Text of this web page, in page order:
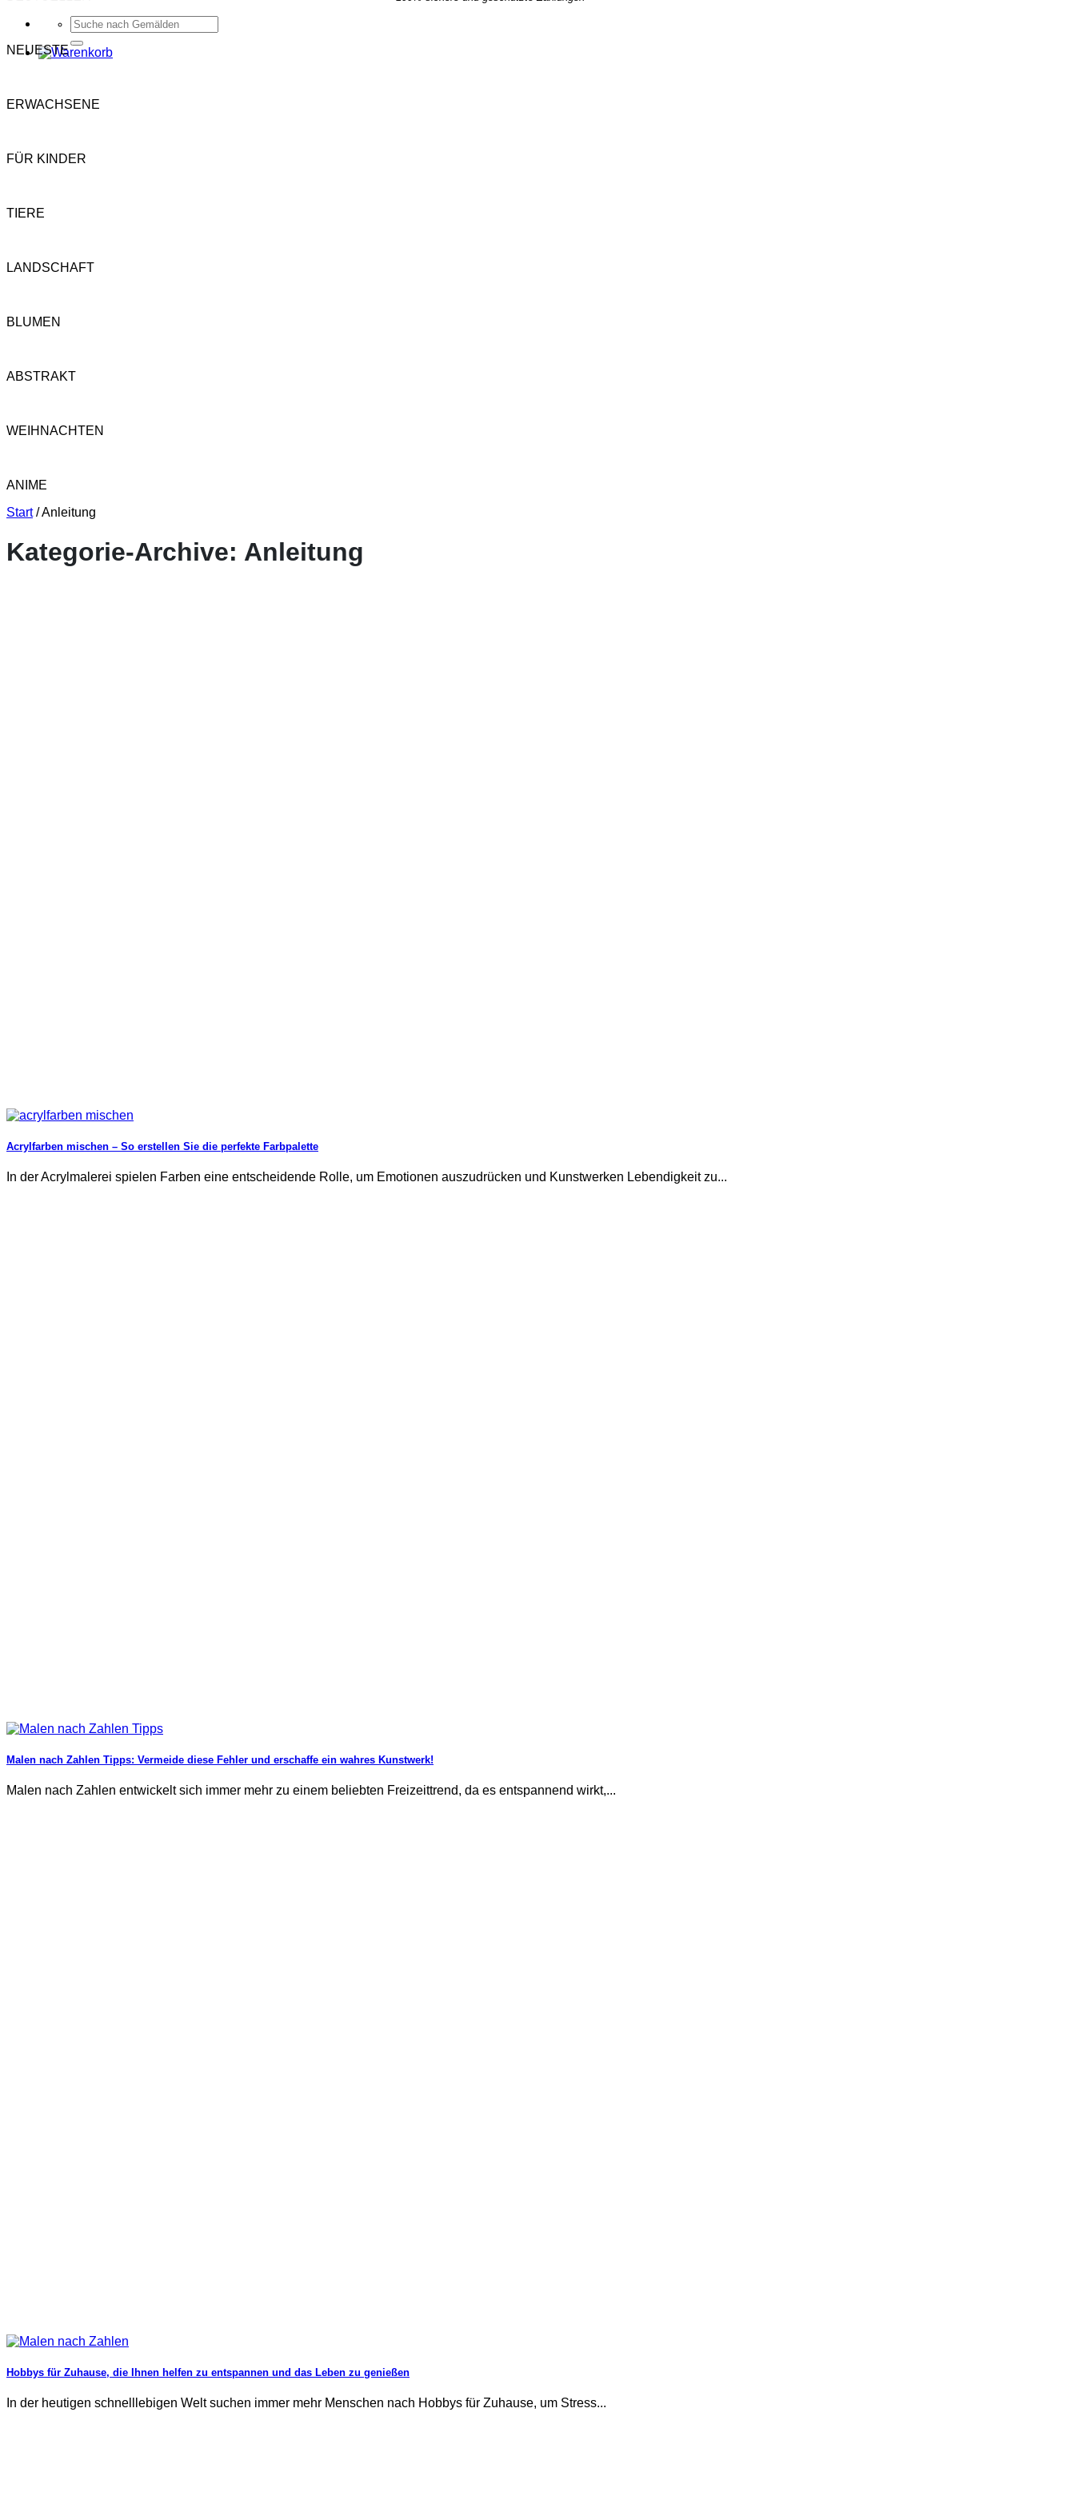
Suchen
nach:
NEUESTE
ERWACHSENE
FÜR KINDER
TIERE
LANDSCHAFT
BLUMEN
ABSTRAKT
WEIHNACHTEN
ANIME
Start /Anleitung
Kategorie-Archive: Anleitung
Acrylfarben mischen – So erstellen Sie die perfekte Farbpalette
In der Acrylmalerei spielen Farben eine entscheidende Rolle, um Emotionen auszudrücken und Kunstwerken Lebendigkeit zu...
Malen nach Zahlen Tipps: Vermeide diese Fehler und erschaffe ein wahres Kunstwerk!
Malen nach Zahlen entwickelt sich immer mehr zu einem beliebten Freizeittrend, da es entspannend wirkt,...
Hobbys für Zuhause, die Ihnen helfen zu entspannen und das Leben zu genießen
In der heutigen schnelllebigen Welt suchen immer mehr Menschen nach Hobbys für Zuhause, um Stress...